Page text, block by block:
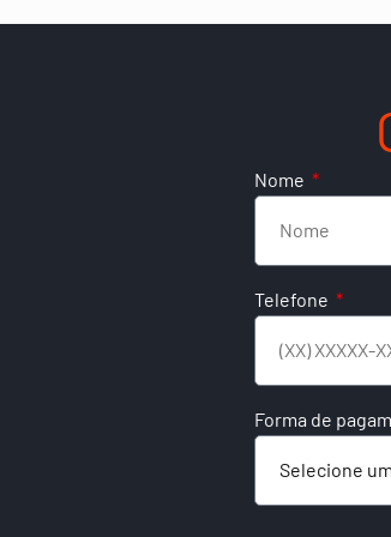
Nome
Telefone
Forma de